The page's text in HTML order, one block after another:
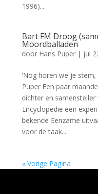
1996)...
Bart FM Droog
Moordballaden
door Hans Puper| jul
‘Nog horen we je
Puper Een paar
dichter en
Encyclopedie een
bekende Eenzame
voor de taak...
« Vorige Pagina